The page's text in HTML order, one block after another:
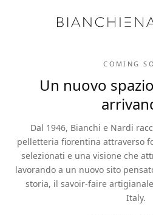
COMING
Un nuovo
Dal 1946, Bianchi e Nardi
pelletteria fiorentina attraverso
selezionati e una visione che
lavorando a un nuovo sito
storia, il savoir-faire
Italy.